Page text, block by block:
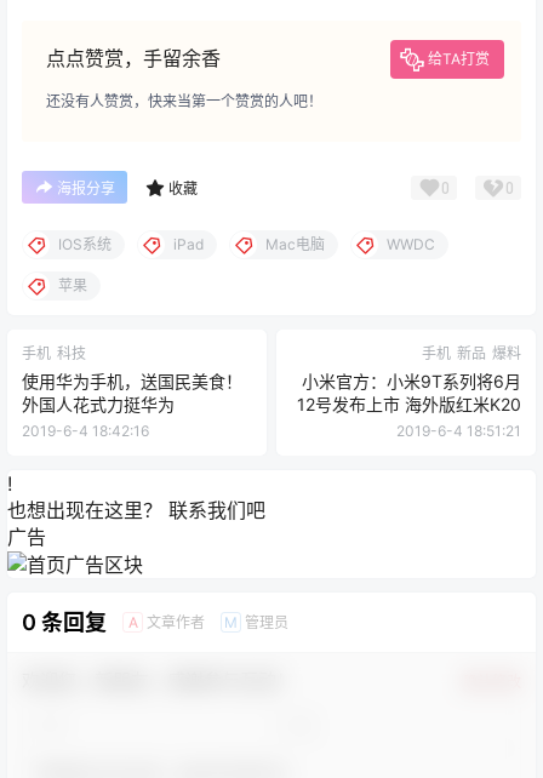
点点赞赏，手留余香 给TA打赏
还没有人赞赏，快来当第一个赞赏的人吧！
海报分享 收藏 0 0
IOS系统 iPad Mac电脑 WWDC
苹果
手机 科技
使用华为手机，送国民美食！
外国人花式力挺华为
2019-6-4 18:42:16
手机 新品 爆料
小米官方：小米9T系列将6月
12号发布上市 海外版红米K20
2019-6-4 18:51:21
!
也想出现在这里？ 联系我们吧
广告
0 条回复 A 文章作者 M 管理员